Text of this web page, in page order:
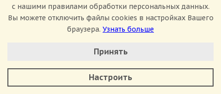
Сведения об образовательной организации
Политика конфиденциальности
Сведения о доходах
с нашими правилами обработки персональных данных.
Вы можете отключить файлы cookies в настройках Вашего
браузера. Узнать больше
Минимальные
Аналитические/Функциональные
Принять
Настроить